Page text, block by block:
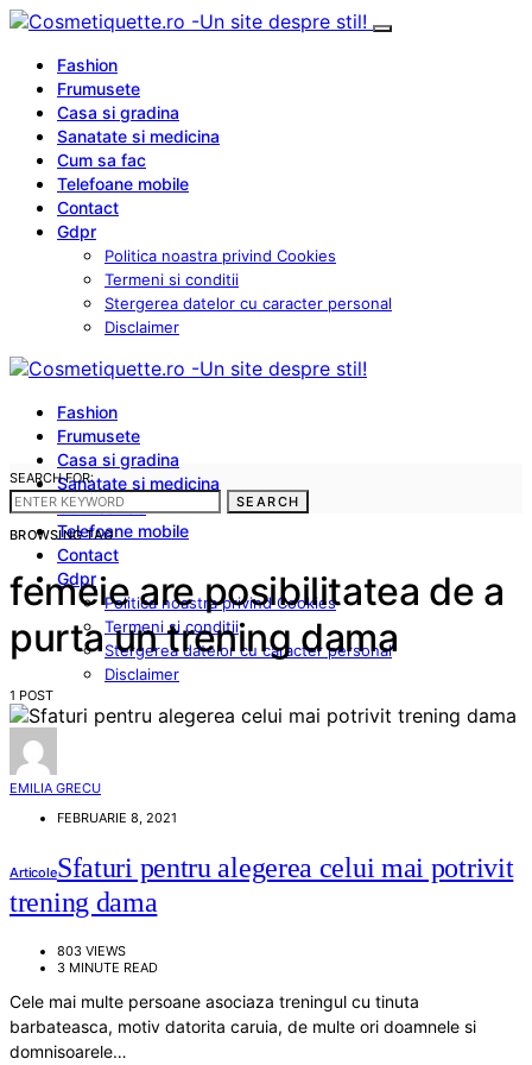
Fashion
Frumusete
Casa si gradina
Sanatate si medicina
Cum sa fac
Telefoane mobile
Contact
Gdpr
Politica noastra privind Cookies
Termeni si conditii
Stergerea datelor cu caracter personal
Disclaimer
Fashion
Frumusete
Casa si gradina
Sanatate si medicina
Cum sa fac
Telefoane mobile
Contact
Gdpr
Politica noastra privind Cookies
Termeni si conditii
Stergerea datelor cu caracter personal
Disclaimer
SEARCH FOR:
SEARCH
BROWSING TAG
femeie are posibilitatea de a
purta un trening dama
1 POST
EMILIA GRECU
FEBRUARIE 8, 2021
ArticoleSfaturi pentru alegerea celui mai potrivit
trening dama
803 VIEWS
3 MINUTE READ
Cele mai multe persoane asociaza treningul cu tinuta
barbateasca, motiv datorita caruia, de multe ori doamnele si
domnisoarele…